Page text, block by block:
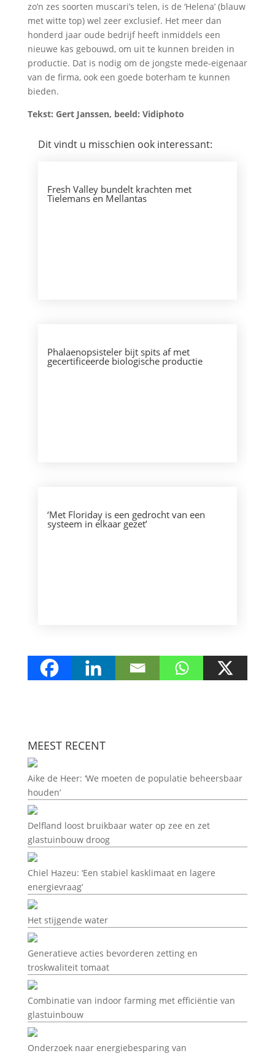
zo’n zes soorten muscari’s telen, is de ‘Helena’ (blauw
met witte top) wel zeer exclusief. Het meer dan
honderd jaar oude bedrijf heeft inmiddels een
nieuwe kas gebouwd, om uit te kunnen breiden in
productie. Dat is nodig om de jongste mede-eigenaar
van de firma, ook een goede boterham te kunnen
bieden.
Tekst: Gert Janssen, beeld: Vidiphoto
Dit vindt u misschien ook interessant:
Fresh Valley bundelt krachten met
Tielemans en Mellantas
Phalaenopsisteler bijt spits af met
gecertificeerde biologische productie
‘Met Floriday is een gedrocht van een
systeem in elkaar gezet’
MEEST RECENT
Aike de Heer: ‘We moeten de populatie beheersbaar
houden’
Delfland loost bruikbaar water op zee en zet
glastuinbouw droog
Chiel Hazeu: ‘Een stabiel kasklimaat en lagere
energievraag’
Het stijgende water
Generatieve acties bevorderen zetting en
troskwaliteit tomaat
Combinatie van indoor farming met efficiëntie van
glastuinbouw
Onderzoek naar energiebesparing van